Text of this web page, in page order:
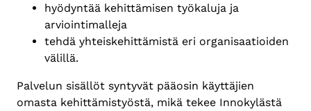
hyödyntää kehittämisen työkaluja ja
arviointimalleja
tehdä yhteiskehittämistä eri organisaatioiden
välillä.
Palvelun sisällöt syntyvät pääosin käyttäjien
omasta kehittämistyöstä, mikä tekee Innokylästä